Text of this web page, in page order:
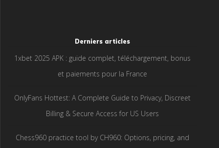
Derniers articles
1xbet 2025 APK : guide complet, téléchargement, bonus
et paiements pour la France
OnlyFans Hottest: A Complete Guide to Privacy, Discreet
Billing & Secure Access for US Users
Chess960 practice tool by CH960: Options, pricing, and